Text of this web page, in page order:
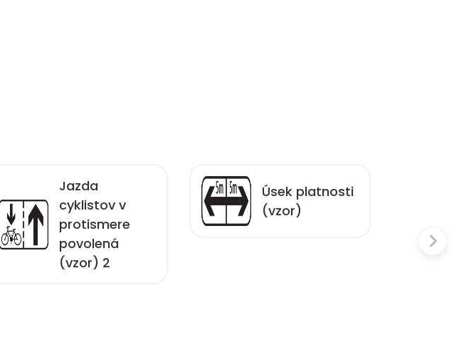
Jazda
cyklistov v
protismere
povolená
(vzor) 2
Úsek platnosti
(vzor)